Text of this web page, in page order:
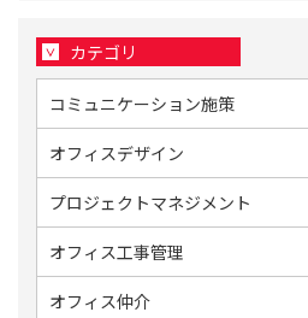
カテゴリ
コミュニケーション施策
オフィスデザイン
プロジェクトマネジメント
オフィス工事管理
オフィス仲介